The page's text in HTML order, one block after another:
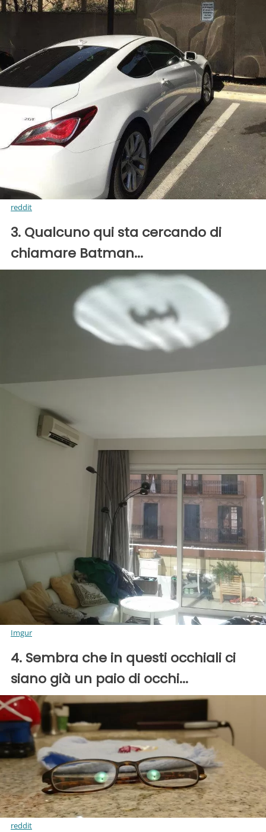
reddit
3. Qualcuno qui sta cercando di
chiamare Batman...
Imgur
4. Sembra che in questi occhiali ci
siano già un paio di occhi...
reddit